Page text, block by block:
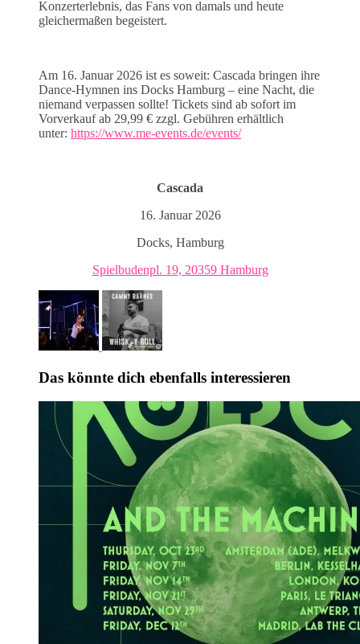
Konzerterlebnis, das Fans von damals und heute
gleichermaßen begeistert.
Am 16. Januar 2026 ist es soweit: Cascada bringen ihre
Dance-Hymnen ins Docks Hamburg – eine Nacht, die
niemand verpassen sollte! Tickets sind ab sofort im
Vorverkauf ab 29,99 € zzgl. Gebühren erhältlich
unter: https://www.me-events.de/events/
Cascada
16. Januar 2026
Docks, Hamburg
Spielbudenpl. 19, 20359 Hamburg
Das könnte dich ebenfalls interessieren